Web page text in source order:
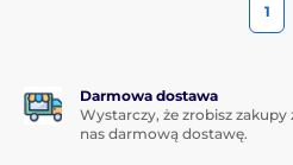
1
Darmowa dostawa
Wystarczy, że zrobisz zakupy
nas darmową dostawę.